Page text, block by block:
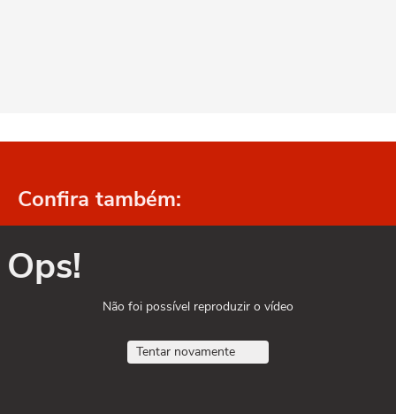
Confira também:
Ops!
Não foi possível reproduzir o vídeo
Tentar novamente